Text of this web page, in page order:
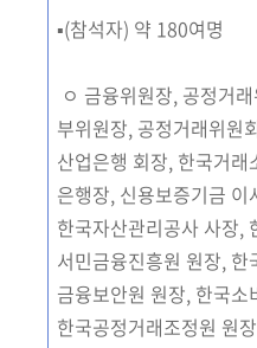
▪(참석자) 약 180여명
ㅇ 금융위원장, 공정거
부위원장, 공정거래위원
산업은행 회장, 한국거
은행장, 신용보증기금 이
한국자산관리공사 사장,
서민금융진흥원 원장,
금융보안원 원장, 한국소
한국공정거래조정원 원